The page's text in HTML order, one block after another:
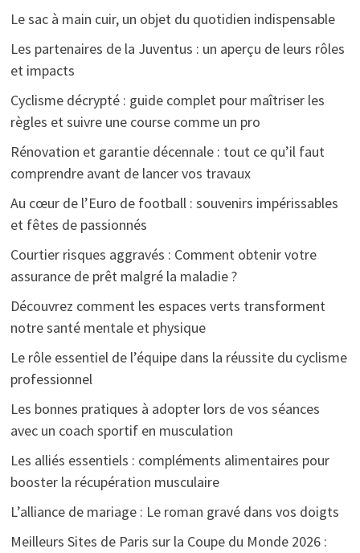
Le sac à main cuir, un objet du quotidien indispensable
Les partenaires de la Juventus : un aperçu de leurs rôles
et impacts
Cyclisme décrypté : guide complet pour maîtriser les
règles et suivre une course comme un pro
Rénovation et garantie décennale : tout ce qu’il faut
comprendre avant de lancer vos travaux
Au cœur de l’Euro de football : souvenirs impérissables
et fêtes de passionnés
Courtier risques aggravés : Comment obtenir votre
assurance de prêt malgré la maladie ?
Découvrez comment les espaces verts transforment
notre santé mentale et physique
Le rôle essentiel de l’équipe dans la réussite du cyclisme
professionnel
Les bonnes pratiques à adopter lors de vos séances
avec un coach sportif en musculation
Les alliés essentiels : compléments alimentaires pour
booster la récupération musculaire
L’alliance de mariage : Le roman gravé dans vos doigts
Meilleurs Sites de Paris sur la Coupe du Monde 2026 :